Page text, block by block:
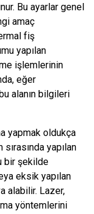
Bu ayarlar genel
amaç
fiş
yapılan
işlemlerinin
eğer
alanın bilgileri
yapmak oldukça
yapılan
bir şekilde
eksik yapılan
alabilir. Lazer,
yöntemlerini